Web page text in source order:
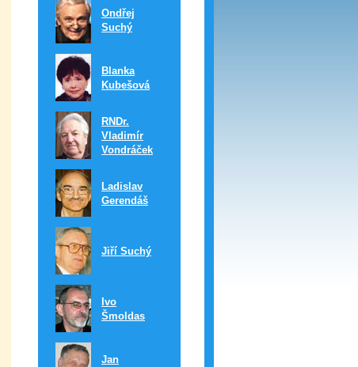
Ondřej
Suchý
Blanka
Kubešová
RNDr.
Vladimír
Vondráček
Ladislav
Gerendáš
Jiří Suchý
Ivo
Šmoldas
Jan